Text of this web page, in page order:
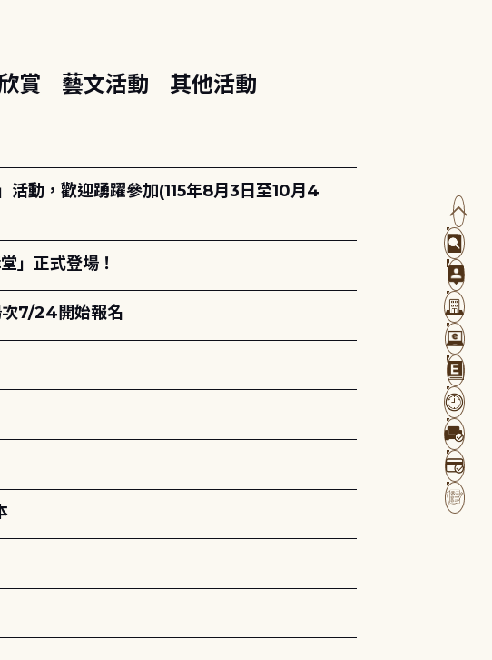
賞 藝文活動 其他活動
活動，歡迎踴躍參加(115年8月3日至10月4
」正式登場！
次7/24開始報名